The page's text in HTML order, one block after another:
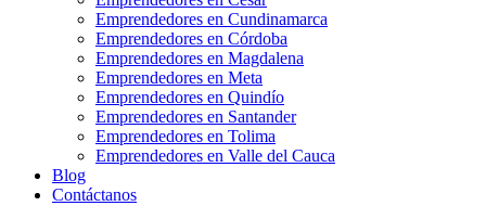
Emprendedores en Cundinamarca
Emprendedores en Córdoba
Emprendedores en Magdalena
Emprendedores en Meta
Emprendedores en Quindío
Emprendedores en Santander
Emprendedores en Tolima
Emprendedores en Valle del Cauca
Blog
Contáctanos